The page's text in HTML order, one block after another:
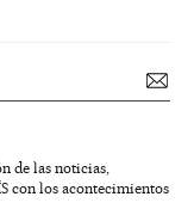
de las noticias,
con los acontecimientos